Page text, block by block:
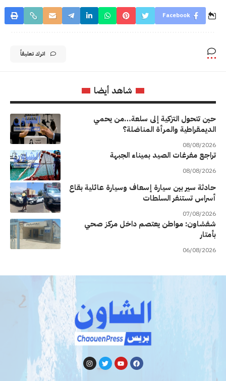
Facebook
اترك تعليقاً
شاهد أيضا
حين تتحول التزكية إلى سلعة…من يحمي
الديمقراطية والمرأة المناضلة؟
08/08/2026
تراجع مفرغات الصيد بميناء الجبهة
08/08/2026
حادثة سير بين سيارة إسعاف وسيارة عائلية بقاع
أسراس تستنفر السلطات
07/08/2026
شفشاون: مواطن يعتصم داخل مركز صحي
بأمتار
06/08/2026